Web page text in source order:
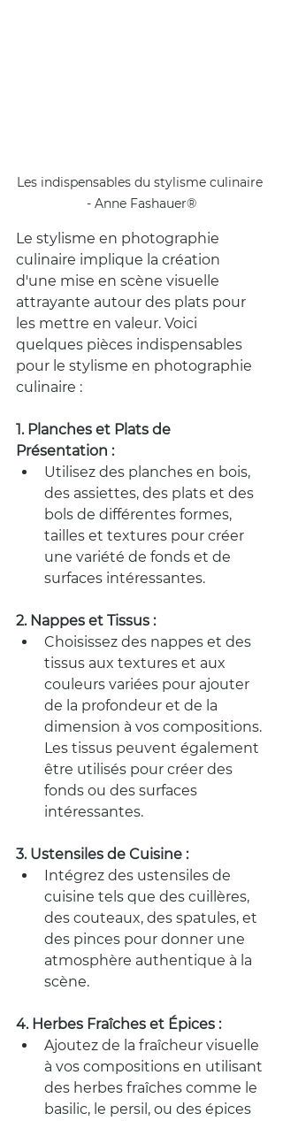
Les indispensables du stylisme culinaire
- Anne Fashauer®
Le stylisme en photographie
culinaire implique la création
d'une mise en scène visuelle
attrayante autour des plats pour
les mettre en valeur. Voici
quelques pièces indispensables
pour le stylisme en photographie
culinaire :
1. Planches et Plats de
Présentation :
Utilisez des planches en bois,
des assiettes, des plats et des
bols de différentes formes,
tailles et textures pour créer
une variété de fonds et de
surfaces intéressantes.
2. Nappes et Tissus :
Choisissez des nappes et des
tissus aux textures et aux
couleurs variées pour ajouter
de la profondeur et de la
dimension à vos compositions.
Les tissus peuvent également
être utilisés pour créer des
fonds ou des surfaces
intéressantes.
3. Ustensiles de Cuisine :
Intégrez des ustensiles de
cuisine tels que des cuillères,
des couteaux, des spatules, et
des pinces pour donner une
atmosphère authentique à la
scène.
4. Herbes Fraîches et Épices :
Ajoutez de la fraîcheur visuelle
à vos compositions en utilisant
des herbes fraîches comme le
basilic, le persil, ou des épices